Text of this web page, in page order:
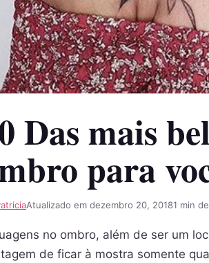
Das mais
para
Atualizado em dezembro 20, 20181 min
no ombro, além de ser um
de ficar à mostra somente